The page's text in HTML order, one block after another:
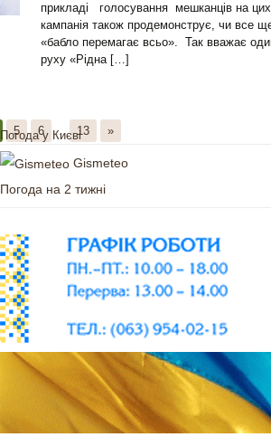
прикладі голосування мешканців на цих
кампанія також продемонструє, чи все
«бабло перемагає всьо». Так вважає
руху «Рідна […]
5 6 ... 13 »
Погода у Києві
Gismeteo
Погода на 2 тижні